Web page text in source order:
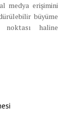
medya erişimini
büyüme
haline